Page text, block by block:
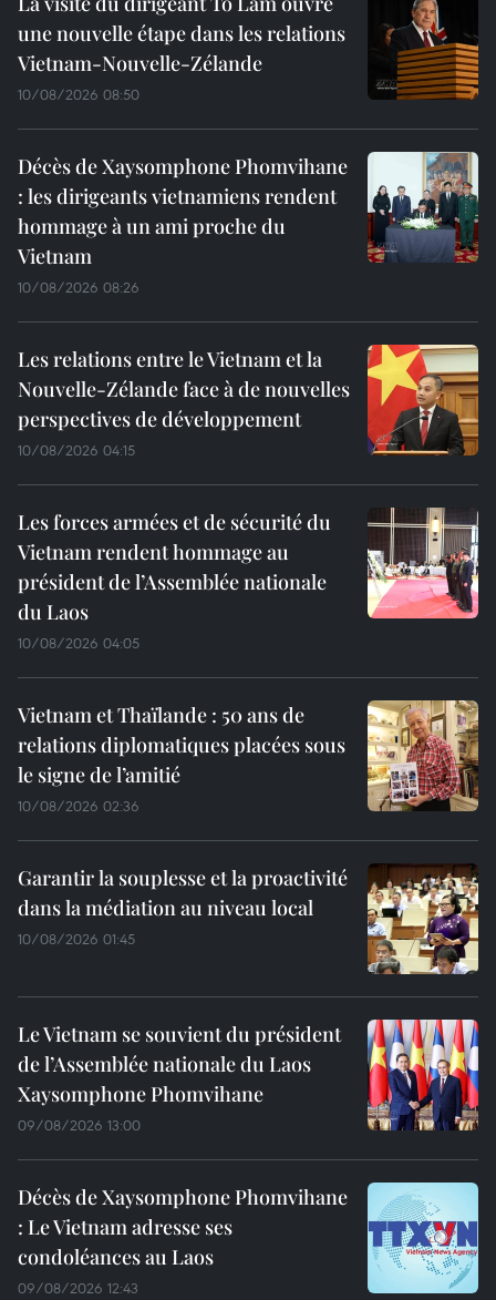
une nouvelle étape dans les relations
Vietnam-Nouvelle-Zélande
10/08/2026 08:50
Décès de Xaysomphone Phomvihane
: les dirigeants vietnamiens rendent
hommage à un ami proche du
Vietnam
10/08/2026 08:26
Les relations entre le Vietnam et la
Nouvelle-Zélande face à de nouvelles
perspectives de développement
10/08/2026 04:15
Les forces armées et de sécurité du
Vietnam rendent hommage au
président de l’Assemblée nationale
du Laos
10/08/2026 04:05
Vietnam et Thaïlande : 50 ans de
relations diplomatiques placées sous
le signe de l’amitié
10/08/2026 02:36
Garantir la souplesse et la proactivité
dans la médiation au niveau local
10/08/2026 01:45
Le Vietnam se souvient du président
de l’Assemblée nationale du Laos
Xaysomphone Phomvihane
09/08/2026 13:00
Décès de Xaysomphone Phomvihane
: Le Vietnam adresse ses
condoléances au Laos
09/08/2026 12:43